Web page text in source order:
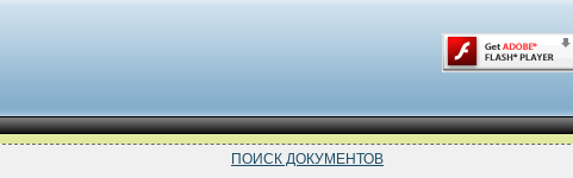
ПОИСК ДОКУМЕНТОВ